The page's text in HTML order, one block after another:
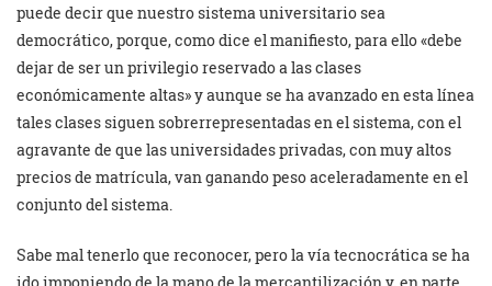
puede decir que nuestro sistema universitario sea
democrático, porque, como dice el manifiesto, para ello «debe
dejar de ser un privilegio reservado a las clases
económicamente altas» y aunque se ha avanzado en esta línea
tales clases siguen sobrerrepresentadas en el sistema, con el
agravante de que las universidades privadas, con muy altos
precios de matrícula, van ganando peso aceleradamente en el
conjunto del sistema.
Sabe mal tenerlo que reconocer, pero la vía tecnocrática se ha